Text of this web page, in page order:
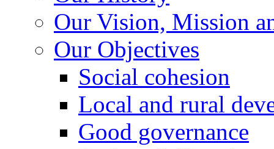
Our Vision, Mission
Our Objectives
Social cohesion
Local and rural
Good governance